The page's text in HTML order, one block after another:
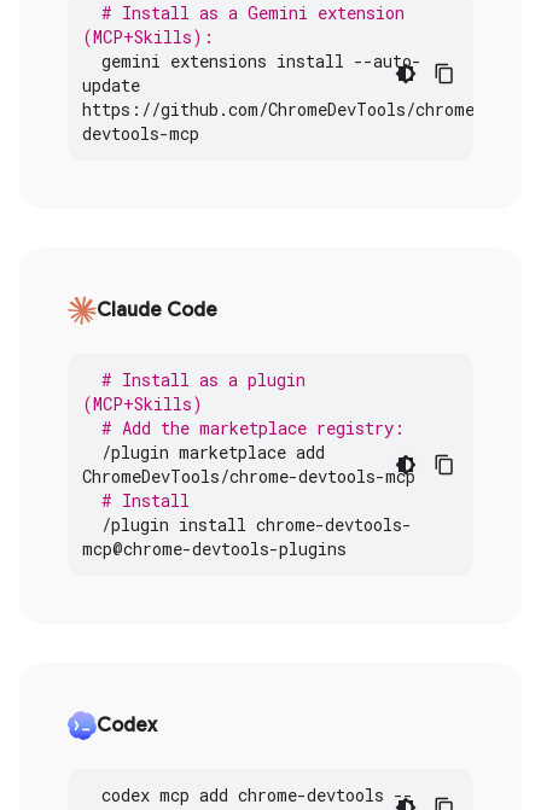
# Install as a Gemini extension
(MCP+Skills):
gemini extensions install --auto-
update
https : //github .com/ChromeDevTools/chrome
devtools-mcp
Claude Code
# Install as a plugin
(MCP+Skills)
# Add the marketplace registry:
/plugin marketplace add
ChromeDevTools/chrome-devtools-mcp
# Install
/plugin install chrome-devtools-
mcp@chrome-devtools-plugins
Codex
codex mcp add chrome-devtools --